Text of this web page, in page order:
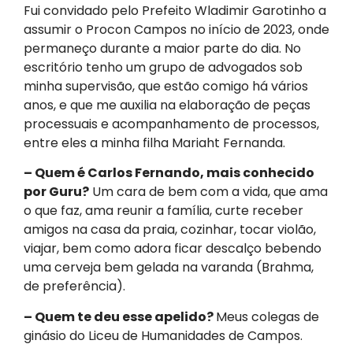
Fui convidado pelo Prefeito Wladimir Garotinho a
assumir o Procon Campos no início de 2023, onde
permaneço durante a maior parte do dia. No
escritório tenho um grupo de advogados sob
minha supervisão, que estão comigo há vários
anos, e que me auxilia na elaboração de peças
processuais e acompanhamento de processos,
entre eles a minha filha Mariaht Fernanda.
– Quem é Carlos Fernando, mais conhecido
por Guru? Um cara de bem com a vida, que ama
o que faz, ama reunir a família, curte receber
amigos na casa da praia, cozinhar, tocar violão,
viajar, bem como adora ficar descalço bebendo
uma cerveja bem gelada na varanda (Brahma,
de preferência).
– Quem te deu esse apelido?Meus colegas de
ginásio do Liceu de Humanidades de Campos.